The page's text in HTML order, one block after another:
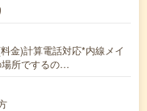
金)計算電話対応*内線メイ
場所でするの…